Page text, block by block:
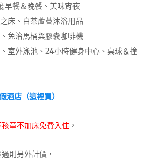
早餐＆晚餐、美味宵夜
床、白茶蘆薈沐浴用品
免治馬桶與膠囊咖啡機
室外泳池、24小時健身中心、桌球＆撞
酒店（這裡買）
童不加床免費入住 ，
過則另外計價，